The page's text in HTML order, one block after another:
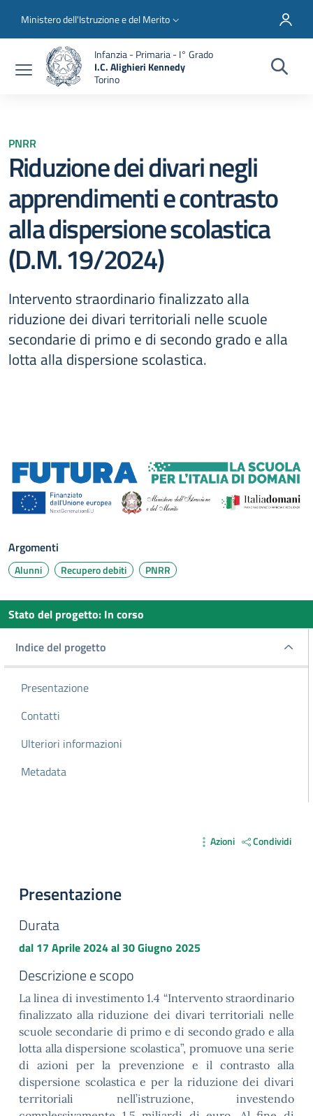
Slim top
Ministero dell'Istruzione e del Merito
Infanzia - Primaria - I° Grado
I.C. Alighieri Kennedy
Torino
PNRR
Riduzione dei divari negli
apprendimenti e contrasto
alla dispersione scolastica
(D.M. 19/2024)
Intervento straordinario finalizzato alla
riduzione dei divari territoriali nelle scuole
secondarie di primo e di secondo grado e alla
lotta alla dispersione scolastica.
Argomenti
Alunni Recupero debiti PNRR
Stato del progetto: In corso
Indice del progetto
Indice del progetto
Presentazione
Contatti
Ulteriori informazioni
Metadata
Azioni Condividi
Presentazione
Durata
dal 17 Aprile 2024al 30 Giugno 2025
Descrizione e scopo
La linea di investimento 1.4 “Intervento straordinario
finalizzato alla riduzione dei divari territoriali nelle
scuole secondarie di primo e di secondo grado e alla
lotta alla dispersione scolastica”, promuove una serie
di azioni per la prevenzione e il contrasto alla
dispersione scolastica e per la riduzione dei divari
territoriali nell’istruzione, investendo